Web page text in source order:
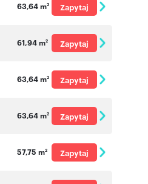
63,64 m2
Zapytaj
61,94 m2
Zapytaj
63,64 m2
Zapytaj
63,64 m2
Zapytaj
57,75 m2
Zapytaj